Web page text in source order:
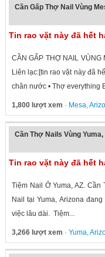
Cần Gấp Thợ Nail Vùng
Tin rao vặt này đã hết
CẦN GẤP THỢ NAIL
Liên lạc:[tin rao vặt này đã
chân nước • Thợ everything
1,800 lượt xem · Mesa,
Cần Thợ Nails Vùng Yuma,
Tin rao vặt này đã hết
Tiệm Nail Ở Yuma, AZ.
Nail tại Yuma, Arizona
việc lâu dài. Tiệm...
3,266 lượt xem · Yuma,